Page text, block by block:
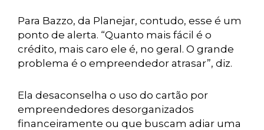
Para Bazzo, da Planejar, contudo, esse é um
ponto de alerta. “Quanto mais fácil é o
crédito, mais caro ele é, no geral. O grande
problema é o empreendedor atrasar”, diz.
Ela desaconselha o uso do cartão por
empreendedores desorganizados
financeiramente ou que buscam adiar uma